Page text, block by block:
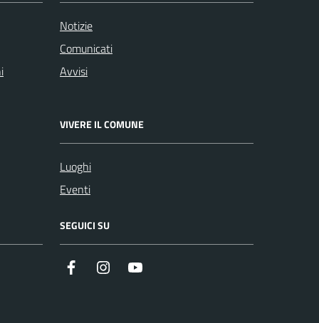
Notizie
Comunicati
Avvisi
VIVERE IL COMUNE
Luoghi
Eventi
SEGUICI SU
Facebook Instagram